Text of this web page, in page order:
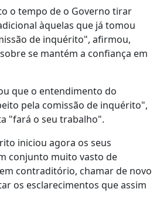
o tempo de o Governo tirar
àquelas que já tomou
de inquérito", afirmou,
se mantém a confiança em
que o entendimento do
pela comissão de inquérito",
"fará o seu trabalho".
iniciou agora os seus
conjunto muito vasto de
contraditório, chamar de novo
os esclarecimentos que assim